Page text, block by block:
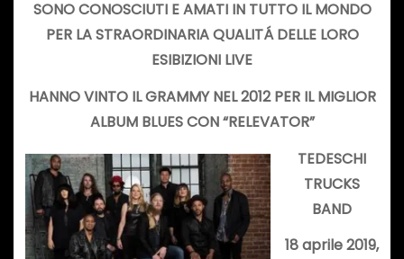
SONO CONOSCIUTI E AMATI IN TUTTO IL MONDO
PER LA STRAORDINARIA QUALITÁ DELLE LORO
ESIBIZIONI LIVE
HANNO VINTO IL GRAMMY NEL 2012 PER IL MIGLIOR
ALBUM BLUES CON “RELEVATOR”
TEDESCHI
TRUCKS
BAND
18 aprile 2019,